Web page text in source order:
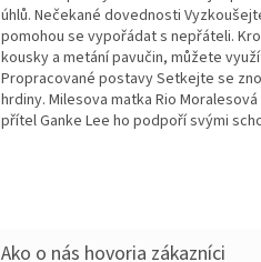
úhlů. Nečekané dovednosti
pomohou se vypořádat s nepřáteli.
kousky a metání pavučin, můžete
Propracované postavy Setkejte se
hrdiny. Milesova matka Rio
přítel Ganke Lee ho podpoří svými